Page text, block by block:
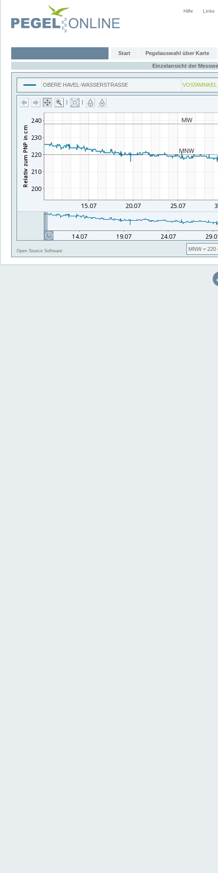
Hilfe Links
Start Pegelauswahl über Karte
Einzelansicht der
OBERE HAVEL-WASSERSTRASSE
| |
Open Source Software MNW= 220